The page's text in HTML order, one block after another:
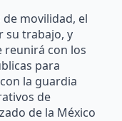
movilidad, el
su trabajo, y
reunirá con los
para
la guardia
de
de la México